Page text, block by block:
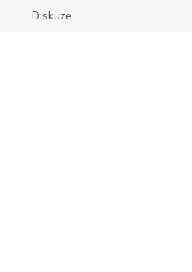
Diskuze